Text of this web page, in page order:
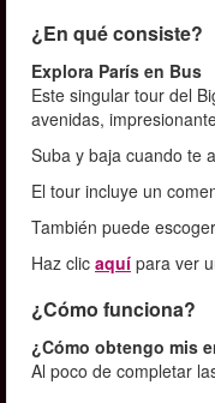
¿En qué consiste?
Explora París en Bus
Este singular tour del
avenidas,
Suba y baja cuando te
El tour incluye un
También puede
Haz clic aquí para ver
¿Cómo funciona?
¿Cómo obtengo mis
Al poco de completar